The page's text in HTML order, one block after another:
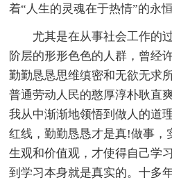
着“人生的灵魂在于热情”的永恒
尤其是在从事社会工作的
阶层的形形色色的人群，曾经
勤勤恳恳思维缜密和无欲无求
普通劳动人民的憨厚淳朴耿直
我从中渐渐地领悟到做人的道
红线，勤勤恳恳才是真!做事，
生观和价值观，才使得自己学
到学习本身就是真实的。十多